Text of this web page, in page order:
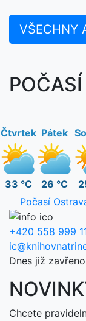
VŠECHNY
Čtvrtek
33 °C
Pátek
26 °C
Počasí
+420 558 999
Dnes již zavřeno
Chcete